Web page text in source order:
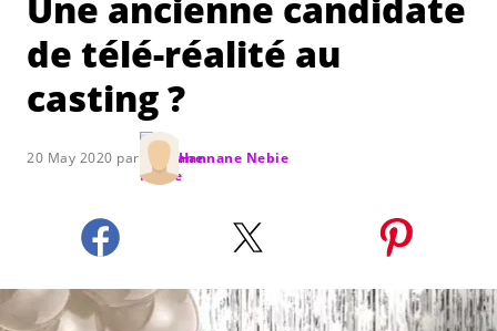
de télé-réalité au
casting ?
20 May 2020 par Hannane Nebie